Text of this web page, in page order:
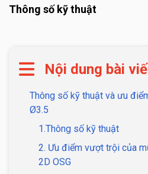
Thông số kỹ thuật
Nội dung bài
Thông số kỹ thuật và ưu
Ø3.5
1.Thông số kỹ thuật
2. Ưu điểm vượt trội của
2D OSG